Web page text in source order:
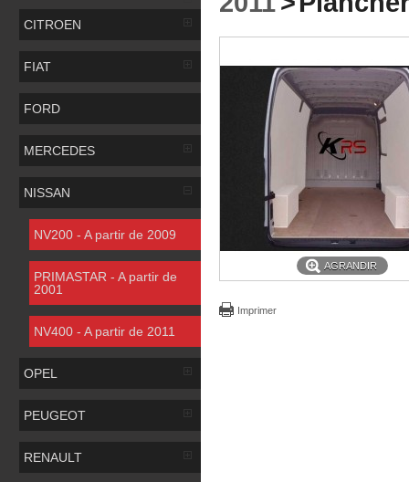
CITROEN
FIAT
FORD
MERCEDES
NISSAN
NV200 - A partir de 2009
PRIMASTAR - A partir de
2001
NV400 - A partir de 2011
OPEL
PEUGEOT
RENAULT
AGRANDIR
Imprimer